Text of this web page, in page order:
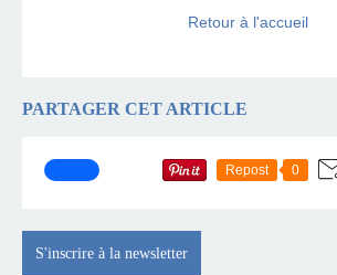
Retour à l'accueil
PARTAGER CET ARTICLE
Repost 0
S'inscrire à la newsletter